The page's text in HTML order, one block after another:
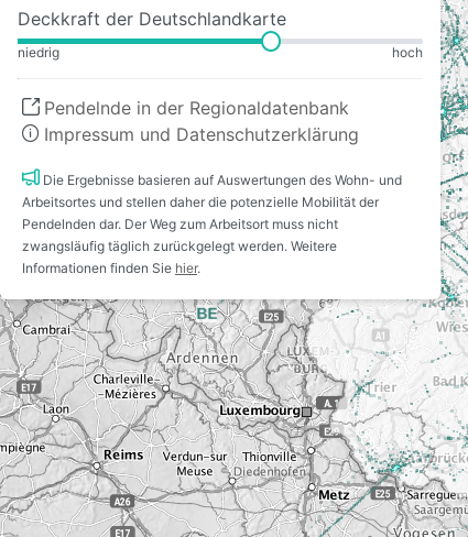
Deckkraft der Deutschlandkarte
niedrig hoch
Pendelnde in der Regionaldatenbank
Impressum und Datenschutzerklärung
Die Ergebnisse basieren auf Auswertungen des Wohn- und
Arbeitsortes und stellen daher die potenzielle Mobilität der
Pendelnden dar. Der Weg zum Arbeitsort muss nicht
zwangsläufig täglich zurückgelegt werden. Weitere
Informationen finden Sie hier.